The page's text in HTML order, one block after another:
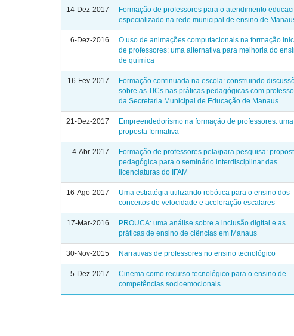
14-Dez-2017
Formação de professores para o atendimento
especializado na rede municipal de ensino de
6-Dez-2016
O uso de animações computacionais na formação
de professores: uma alternativa para melhoria do
de química
16-Fev-2017
Formação continuada na escola: construindo
sobre as TICs nas práticas pedagógicas com
da Secretaria Municipal de Educação de Manaus
21-Dez-2017
Empreendedorismo na formação de professores: uma
proposta formativa
4-Abr-2017
Formação de professores pela/para pesquisa:
pedagógica para o seminário interdisciplinar das
licenciaturas do IFAM
16-Ago-2017
Uma estratégia utilizando robótica para o ensino dos
conceitos de velocidade e aceleração escalares
17-Mar-2016
PROUCA: uma análise sobre a inclusão digital e as
práticas de ensino de ciências em Manaus
30-Nov-2015 Narrativas de professores no ensino tecnológico
5-Dez-2017
Cinema como recurso tecnológico para o ensino de
competências socioemocionais